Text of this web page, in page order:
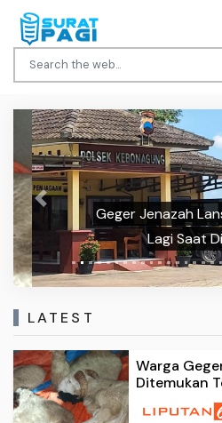
Geger Jenazah
Lagi Saat
Previous
LATEST
Warga
Ditemukan